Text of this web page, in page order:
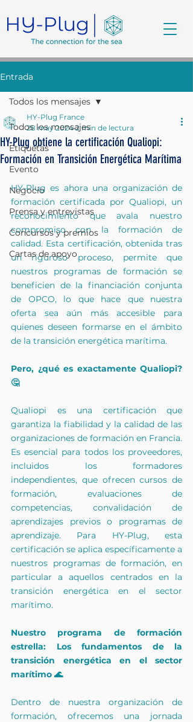
Entrada
Todos los mensajes
Etiquetas
Evento
Negocio
Prensa y entrevistas
Concursos y premios
Cartas de apoyo
Todos los mensajes
HY-Plug obtiene la certificación Qualiopi:
Formación en Transición Energética Marítima
HY-Plug France
28 may 2024 2 min de lectura
HY-Plug es ahora una organización de
formación certificada por Qualiopi, un
reconocimiento que avala nuestro
compromiso con la formación de
calidad. Esta certificación, obtenida tras
un riguroso proceso, permite que
nuestros programas de formación se
beneficien de la financiación conjunta
de OPCO, lo que hace que nuestra
oferta sea aún más accesible para
quienes deseen formarse en el ámbito
de la transición energética marítima.
Pero, ¿qué es exactamente Qualiopi?
🤔
Qualiopi es una certificación que
garantiza la fiabilidad y la calidad de las
organizaciones de formación en Francia.
Es esencial para todos los proveedores,
incluidos los formadores
independientes, que ofrecen cursos de
formación, evaluaciones de
competencias, convalidación de
aprendizajes previos o programas de
aprendizaje. Para HY-Plug, esta
certificación se aplica específicamente a
nuestros programas de formación, en
particular a aquellos centrados en la
transición energética en el sector
marítimo.
Nuestro programa de formación
estrella: Los fundamentos de la
transición energética en el sector
marítimo 🌊
Dentro de nuestra organización de
formación, ofrecemos una jornada